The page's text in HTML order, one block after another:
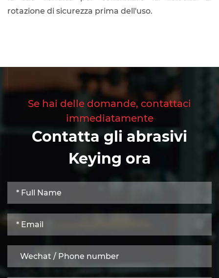
rotazione di sicurezza prima dell'uso.
Se hai delle domande, contattaci
immediatamente
Contatta gli abrasivi
Keying ora